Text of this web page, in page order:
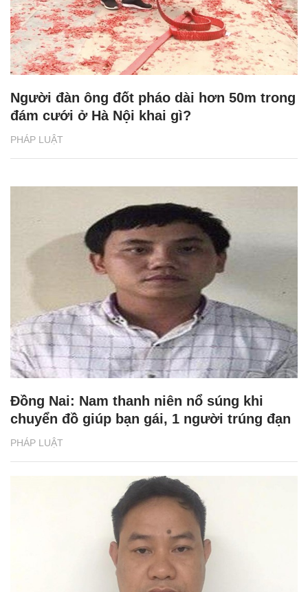
PHÁP LUẬT
Người đàn ông đốt pháo dài hơn 50m trong
đám cưới ở Hà Nội khai gì?
PHÁP LUẬT
Đồng Nai: Nam thanh niên nổ súng khi
chuyển đồ giúp bạn gái, 1 người trúng đạn